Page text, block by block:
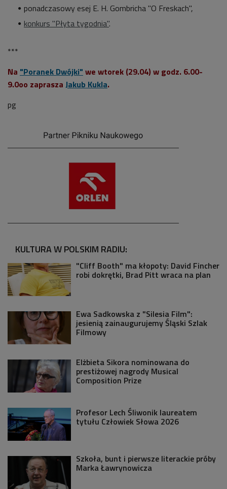
ponadczasowy esej E. H. Gombricha "O Freskach",
konkurs "Płyta tygodnia".
***
Na "Poranek Dwójki" we wtorek (29.04) w godz. 6.00-
9.0oo zaprasza Jakub Kukla.
pg
KULTURA W POLSKIM RADIU:
"Cliff Booth" ma kłopoty: David Fincher
robi dokrętki, Brad Pitt wraca na plan
Ewa Sadkowska z "Silesia Film":
jesienią zainaugurujemy Śląski Szlak
Filmowy
Elżbieta Sikora nominowana do
prestiżowej nagrody Musical
Composition Prize
Profesor Lech Śliwonik laureatem
tytułu Człowiek Słowa 2026
Szkoła, bunt i pierwsze literackie próby
Marka Ławrynowicza